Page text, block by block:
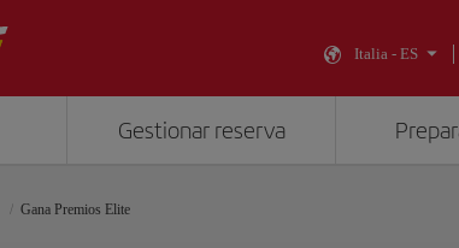
Italia - ES
Gestionar reserva
Gana Premios Elite